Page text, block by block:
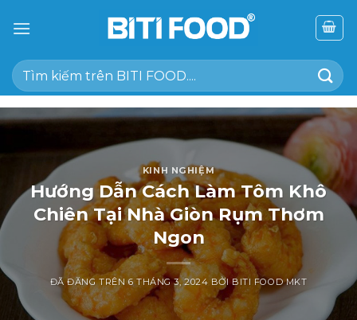
đến
dung
Tìm
kiếm:
KINH NGHIỆM
Hướng Dẫn Cách Làm Tôm Khô
Chiên Tại Nhà Giòn Rụm Thơm
Ngon
ĐÃ ĐĂNG TRÊN6 THÁNG 3, 2024 BỞIBITI FOOD MKT